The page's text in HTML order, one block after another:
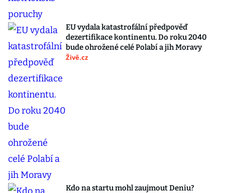
EU vydala katastrofální předpověď
dezertifikace kontinentu. Do roku 2040
bude ohrožené celé Polabí a jih Moravy
Živě.cz
Kdo na startu mohl zaujmout Deniu?